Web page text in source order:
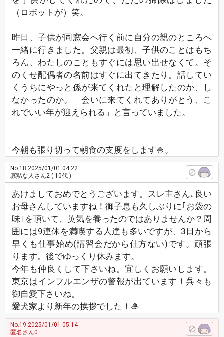
（ロボットが）笑。
昨日、子供が同窓会へ行く前に自分の親のところへ
一緒に行きました。父親は最初、子供のことはもち
ろん、わたしのこともすぐには思い出せなくて。そ
のくせ配偶者の名前はすぐに出てきたり。話してい
くうちにやっと孫が来てくれたと理解したのか、し
なかったのか。「会いに来てくれてありがとう、こ
れでいい年が迎えられる」と言っていました。
今朝も張り切って朝食の支度をします🍚。
No.18 2025/01/01 04:22
寡黙な人さん2 ( 10代 )
あけましておめでとうございます。スレ主さん､良い
お母さんしていますね！御子息も久しぶりに｢お袋の
味｣を頂いて、英気を養ったのではありませんか？周
囲には9連休を満喫する人達も多いですが、3日から
早くも仕事始め(講習会だから仕方ない)です。頑張
ります。後でゆっくり休みます。
今年も仲良くして下さいね。宜しくお願いします。
東京はインフルエンザの警報が出ています！呉々も
御自愛下さいね。
愛犬家より新年の挨拶でした！🎍
No.19 2025/01/01 05:14
匿名さん0